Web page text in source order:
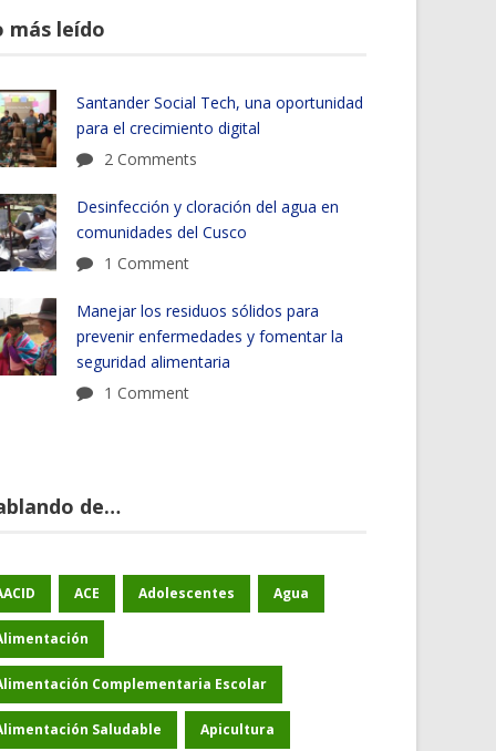
más leído
Santander Social Tech, una oportunidad
para el crecimiento digital
2 Comments
Desinfección y cloración del agua en
comunidades del Cusco
1 Comment
Manejar los residuos sólidos para
prevenir enfermedades y fomentar la
seguridad alimentaria
1 Comment
de…
ACE Adolescentes Agua
Complementaria Escolar
Saludable Apicultura